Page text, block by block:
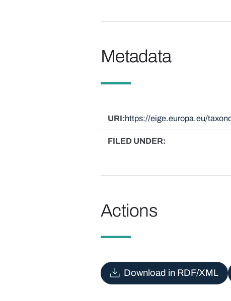
Metadata
URI https://eige.europa.eu/
FILED UNDER
Actions
Download in RDF/XML